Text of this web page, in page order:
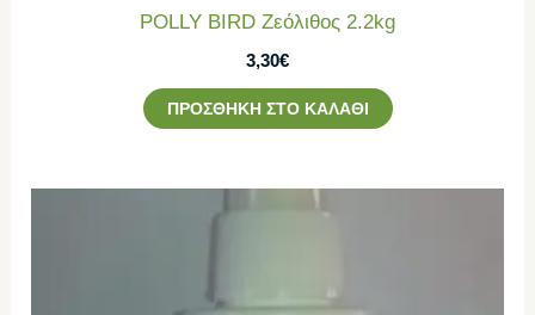
POLLY BIRD Ζεόλιθος 2.2kg
3,30€
ΠΡΟΣΘΉΚΗ ΣΤΟ ΚΑΛΆΘΙ